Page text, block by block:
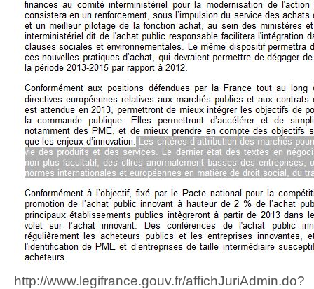
http://www.legifrance.gouv.fr/affichJuriAdmin.do?